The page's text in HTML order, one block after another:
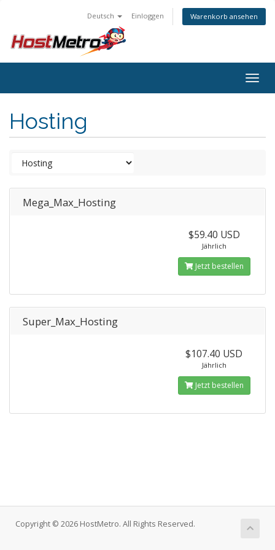
Deutsch Einloggen Warenkorb ansehen
Hosting
Mega_Max_Hosting
$59.40 USD
Jährlich
Jetzt bestellen
Super_Max_Hosting
$107.40 USD
Jährlich
Jetzt bestellen
Copyright © 2026 HostMetro. All Rights Reserved.